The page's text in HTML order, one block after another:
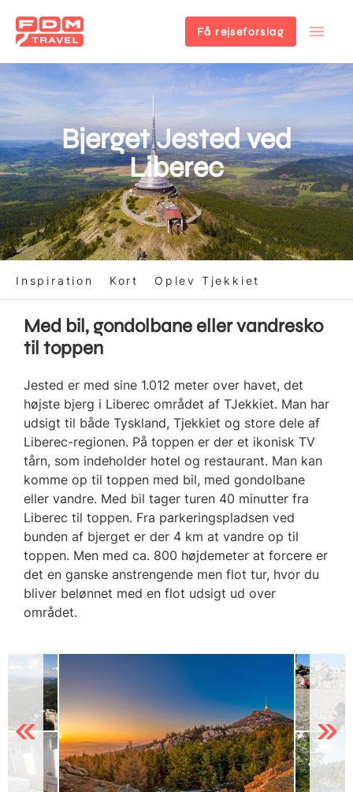
Få rejseforslag
Bjerget Jested ved
Liberec
Inspiration Kort Oplev Tjekkiet
Med bil, gondolbane eller vandresko
til toppen
Jested er med sine 1.012 meter over havet, det
højste bjerg i Liberec området af TJekkiet. Man har
udsigt til både Tyskland, Tjekkiet og store dele af
Liberec-regionen. På toppen er der et ikonisk TV
tårn, som indeholder hotel og restaurant. Man kan
komme op til toppen med bil, med gondolbane
eller vandre. Med bil tager turen 40 minutter fra
Liberec til toppen. Fra parkeringspladsen ved
bunden af bjerget er der 4 km at vandre op til
toppen. Men med ca. 800 højdemeter at forcere er
det en ganske anstrengende men flot tur, hvor du
bliver belønnet med en flot udsigt ud over
området.
Previous Next